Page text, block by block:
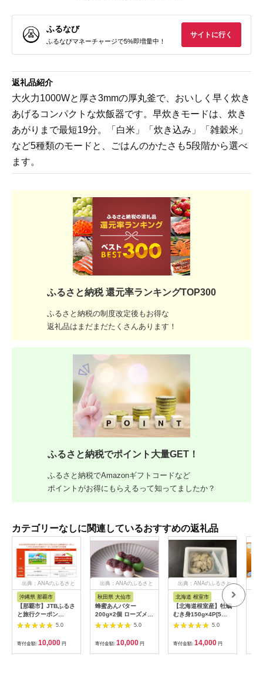
ふるなび
ふるなびマネーチャージで5%即増量中！
サイトに行く
返礼品紹介
大火力1000Wと厚さ3mmの厚丸釜で、おいしく早く炊き
あげるコンパクトな炊飯器です。早炊きモードは、炊き
あがりまで最短19分。「白米」「炊き込み」「雑穀米」
など5種類のモードと、ごはんのかたさも5段階から選べ
ます。
ふるさと納税 還元率ランキングTOP300
ふるさと納税の制度改定後もお得な
返礼品はまだまだたくさんあります！
ふるさと納税でポイント大量GET！
ふるさと納税でAmazonギフトコードなど
ポイントがお得にもらえるって知ってましたか？
カテゴリーなしに関連しているおすすめの返礼品
出典：ANAのふるさと
沖縄県 那覇市
【那覇市】JTBふるさ
と旅行クーポン
（3,000円分）有効期
行）｜旅行 トラベル
予約 国内旅行 JTB 宿
泊 観光 体験 旅行券
5.0
寄付金額: 10,000 円
出典：ANAのふるさと
秋田県 大仙市
蜂蜜あんバター
200g×2個 ローズメイ
[あんバター はちみ
こ 水あめ不使用 秋
田県 大仙市]
5.0
寄付金額: 10,000 円
出典：ANAのふるさと
納税
北海道 根室市
【北海道根室産】牡蠣
むき身150g×4P[5月
下旬以降発送] A-
5.0
寄付金額: 14,000 円